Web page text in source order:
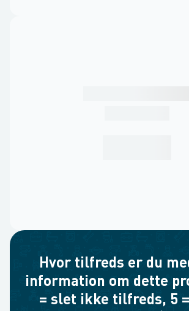
Hvor tilfreds er du
information om dette
= slet ikke tilfreds, 5